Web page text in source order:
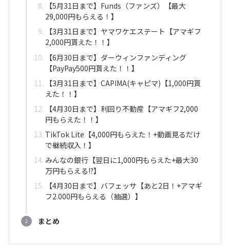
【5月31日まで】Funds（ファンズ）【最大
29,000円もらえる！】
【3月31日まで】ヤマワケエステート【アマギフ
2,000円貰えた！！】
【6月30日まで】ダーウィンファンディング
【PayPay500円貰えた！！】
【3月31日まで】CAPIMA(キャピマ)【1,000円貰
えた！！】
【4月30日まで】利回り不動産【アマギフ2,000
円もらえた！！】
TikTok Lite【4,000円もらえた！+動画見るだけ
で継続収入！】
みんなの銀行【翌日に1,000円もらえた+最大30
万円もらえる!?】
【4月30日まで】バフェッサ【あと2日！+アマギ
フ2.000円もらえる（抽選）】
まとめ